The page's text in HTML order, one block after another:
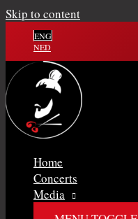
Skip to content
ENG
NED
Home
Concerts
Media